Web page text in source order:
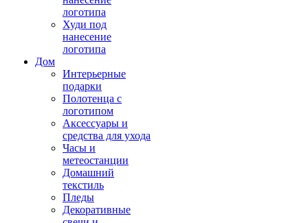
логотипа
Худи под
нанесение
логотипа
Дом
Интерьерные
подарки
Полотенца с
логотипом
Аксессуары и
средства для ухода
Часы и
метеостанции
Домашний
текстиль
Пледы
Декоративные